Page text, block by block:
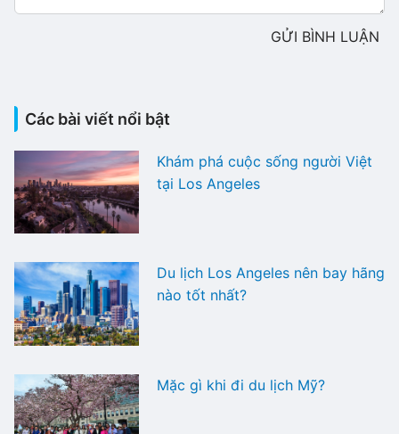
GỬI BÌNH LUẬN
Các bài viết nổi bật
Khám phá cuộc sống người Việt
tại Los Angeles
Du lịch Los Angeles nên bay hãng
nào tốt nhất?
Mặc gì khi đi du lịch Mỹ?